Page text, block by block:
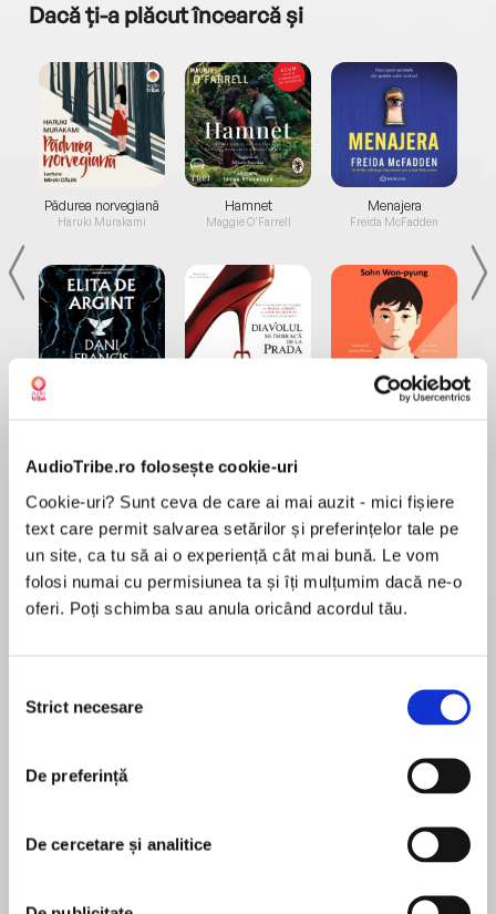
AudioTribe.ro folosește cookie-uri
Cookie-uri? Sunt ceva de care ai mai auzit - mici fișiere
text care permit salvarea setărilor și preferințelor tale pe
un site, ca tu să ai o experiență cât mai bună. Le vom
folosi numai cu permisiunea ta și îți mulțumim dacă ne-o
oferi. Poți schimba sau anula oricând acordul tău.
consimțământului
Strict necesare
De preferință
De cercetare și analitice
Dacă ți-a plăcut încearcă și
Pădurea norvegiană
Haruki Murakami
Hamnet
Maggie O'Farrell
Menajera
Freida McFadden
Desprecarte
The childhood of Chrestomanci. Everything in
this book happens at least twenty-five years
Discovering that he has nine lives and is
destined to be the next ‘Chrestomanci’ is not
much rather play cricket and wander around his
destiny is difficult to avoid, and that having
more than the usual number of lives is pretty
MAI MULT
pentru această carte